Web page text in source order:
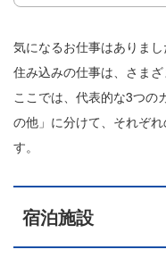
気になるお仕事はありまし
住み込みの仕事は、さまざ
ここでは、代表的な3つの
の他」に分けて、それぞ
す。
宿泊施設